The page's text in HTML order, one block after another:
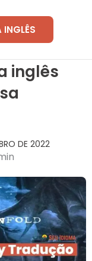
INGLÊS
inglês
DE 2022